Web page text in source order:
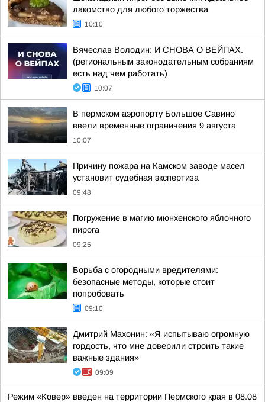
лакомство для любого торжества
10:10
Вячеслав Володин: И СНОВА О ВЕЙПАХ.
(региональным законодательным собраниям
есть над чем работать)
10:07
В пермском аэропорту Большое Савино
ввели временные ограничения 9 августа
10:07
Причину пожара на Камском заводе масел
установит судебная экспертиза
09:48
Погружение в магию мюнхенского яблочного
пирога
09:25
Борьба с огородными вредителями:
безопасные методы, которые стоит
попробовать
09:10
Дмитрий Махонин: «Я испытываю огромную
гордость, что мне доверили строить такие
важные здания»
09:09
Режим «Ковер» введен на территории Пермского края в 08.08